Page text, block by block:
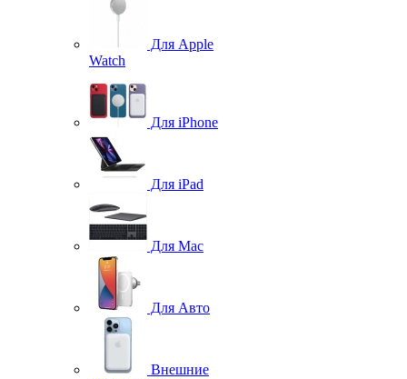
Для Apple
Watch
Для iPhone
Для iPad
Для Mac
Для Авто
Внешние